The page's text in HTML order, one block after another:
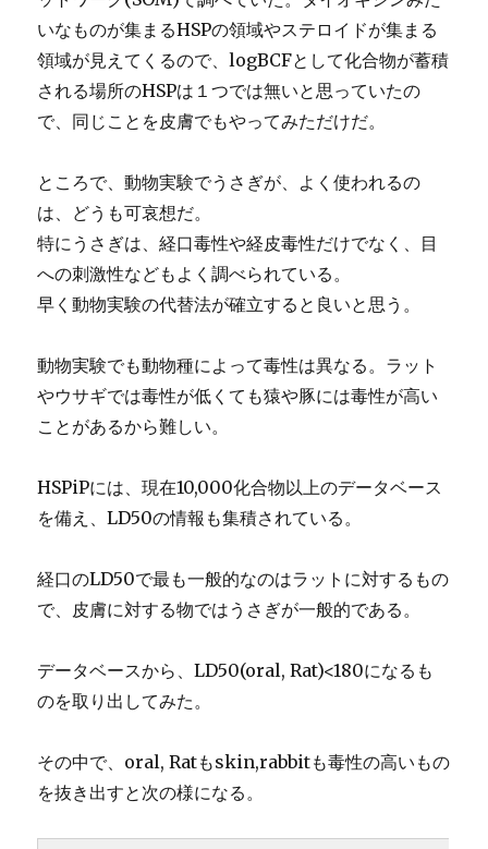
いなものが集まるHSPの領域やステロイドが集まる
領域が見えてくるので、logBCFとして化合物が蓄積
される場所のHSPは１つでは無いと思っていたの
で、同じことを皮膚でもやってみただけだ。
ところで、動物実験でうさぎが、よく使われるの
は、どうも可哀想だ。
特にうさぎは、経口毒性や経皮毒性だけでなく、目
への刺激性などもよく調べられている。
早く動物実験の代替法が確立すると良いと思う。
動物実験でも動物種によって毒性は異なる。ラット
やウサギでは毒性が低くても猿や豚には毒性が高い
ことがあるから難しい。
HSPiPには、現在10,000化合物以上のデータベース
を備え、LD50の情報も集積されている。
経口のLD50で最も一般的なのはラットに対するもの
で、皮膚に対する物ではうさぎが一般的である。
データベースから、LD50(oral, Rat)<180になるも
のを取り出してみた。
その中で、oral, Ratもskin,rabbitも毒性の高いもの
を抜き出すと次の様になる。